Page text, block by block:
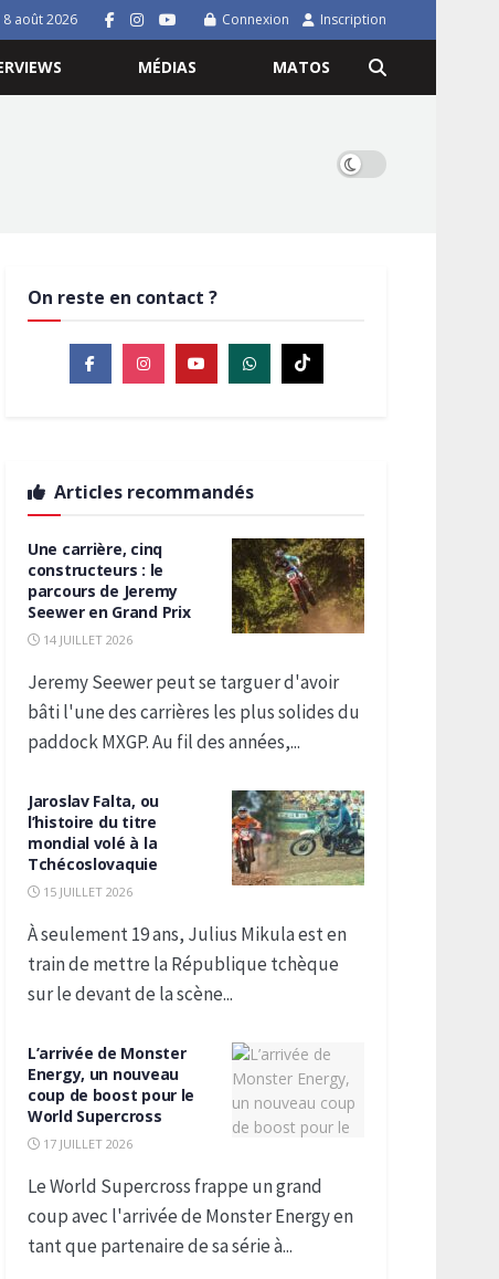
août 2026 Connexion Inscription
MÉDIAS MATOS
On reste en contact ?
Articles recommandés
Une carrière, cinq
constructeurs : le
parcours de Jeremy
Seewer en Grand Prix
14 JUILLET 2026
Jeremy Seewer peut se targuer d'avoir
bâti l'une des carrières les plus solides du
paddock MXGP. Au fil des années,...
Jaroslav Falta, ou
l’histoire du titre
mondial volé à la
Tchécoslovaquie
15 JUILLET 2026
À seulement 19 ans, Julius Mikula est en
train de mettre la République tchèque
sur le devant de la scène...
L’arrivée de Monster
Energy, un nouveau
coup de boost pour le
World Supercross
17 JUILLET 2026
Le World Supercross frappe un grand
coup avec l'arrivée de Monster Energy en
tant que partenaire de sa série à...